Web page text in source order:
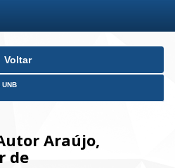
Voltar
UNB
Araújo,
de